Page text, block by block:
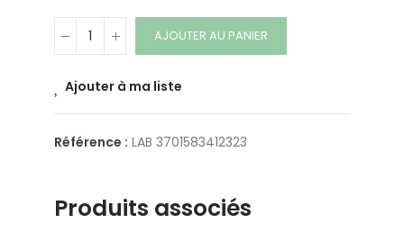
AJOUTER AU PANIER
Ajouter à ma liste
Référence : LAB 3701583412323
Produits associés